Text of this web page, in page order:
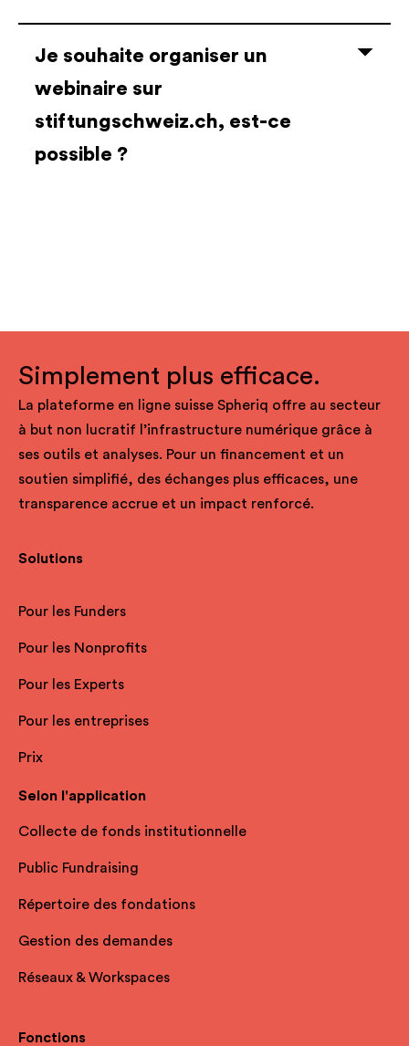
Je souhaite organiser un
webinaire sur
stiftungschweiz.ch, est-ce
possible ?
Simplement plus efficace.
La plateforme en ligne suisse Spheriq offre au secteur
à but non lucratif l’infrastructure numérique grâce à
ses outils et analyses. Pour un financement et un
soutien simplifié, des échanges plus efficaces, une
transparence accrue et un impact renforcé.
Solutions
Pour les Funders
Pour les Nonprofits
Pour les Experts
Pour les entreprises
Prix
Selon l'application
Collecte de fonds institutionnelle
Public Fundraising
Répertoire des fondations
Gestion des demandes
Réseaux & Workspaces
Fonctions